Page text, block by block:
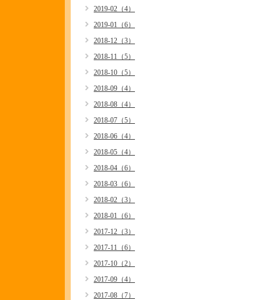
2019-02（4）
2019-01（6）
2018-12（3）
2018-11（5）
2018-10（5）
2018-09（4）
2018-08（4）
2018-07（5）
2018-06（4）
2018-05（4）
2018-04（6）
2018-03（6）
2018-02（3）
2018-01（6）
2017-12（3）
2017-11（6）
2017-10（2）
2017-09（4）
2017-08（7）